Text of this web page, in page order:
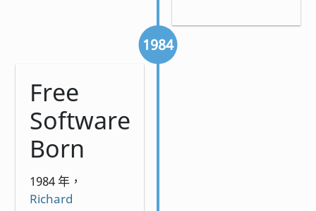
1984
Free
Software
Born
1984 年，
Richard